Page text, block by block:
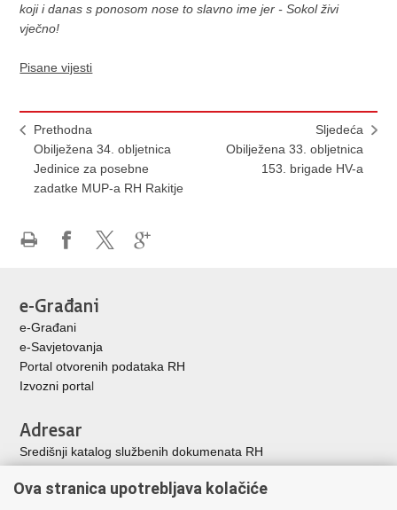
koji i danas s ponosom nose to slavno ime jer - Sokol živi
vječno!
Pisane vijesti
Prethodna
Obilježena 34. obljetnica
Jedinice za posebne
zadatke MUP-a RH Rakitje
Sljedeća
Obilježena 33. obljetnica
153. brigade HV-a
Facebooku
X-
e-Građani
e-Građani
e-Savjetovanja
Portal otvorenih podataka RH
Izvozni portal
Adresar
Središnji katalog službenih dokumenata RH
Adresar političkih stranaka u RH
Ova stranica upotrebljava kolačiće